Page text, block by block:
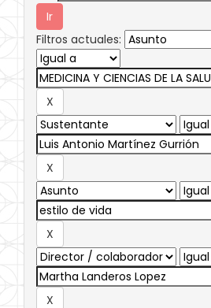
Filtros actuales: